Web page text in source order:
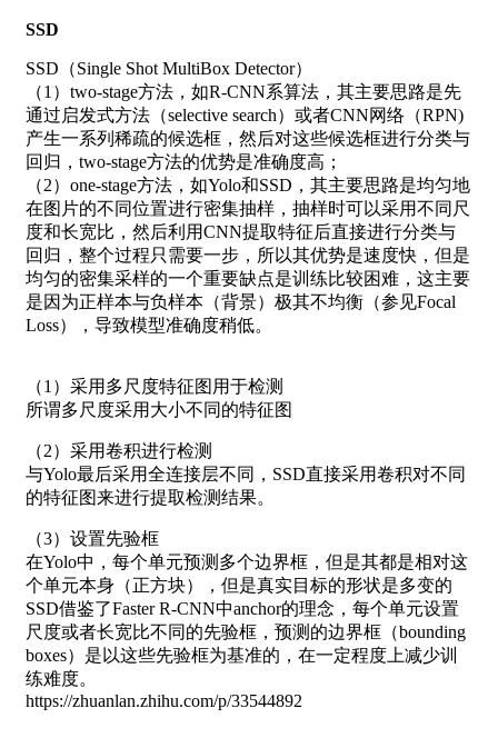
SSD
SSD（Single Shot MultiBox Detector）
（1）two-stage方法，如R-CNN系算法，其主要思路是先
通过启发式方法（selective search）或者CNN网络（RPN)
产生一系列稀疏的候选框，然后对这些候选框进行分类与
回归，two-stage方法的优势是准确度高；
（2）one-stage方法，如Yolo和SSD，其主要思路是均匀地
在图片的不同位置进行密集抽样，抽样时可以采用不同尺
度和长宽比，然后利用CNN提取特征后直接进行分类与
回归，整个过程只需要一步，所以其优势是速度快，但是
均匀的密集采样的一个重要缺点是训练比较困难，这主要
是因为正样本与负样本（背景）极其不均衡（参见Focal
Loss），导致模型准确度稍低。
（1）采用多尺度特征图用于检测
所谓多尺度采用大小不同的特征图
（2）采用卷积进行检测
与Yolo最后采用全连接层不同，SSD直接采用卷积对不同
的特征图来进行提取检测结果。
（3）设置先验框
在Yolo中，每个单元预测多个边界框，但是其都是相对这
个单元本身（正方块），但是真实目标的形状是多变的
SSD借鉴了Faster R-CNN中anchor的理念，每个单元设置
尺度或者长宽比不同的先验框，预测的边界框（bounding
boxes）是以这些先验框为基准的，在一定程度上减少训
练难度。
https://zhuanlan.zhihu.com/p/33544892